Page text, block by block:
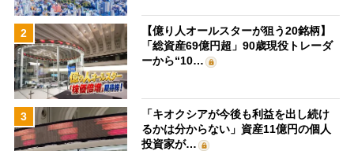
2
【億り人オールスターが狙う20銘柄】
「総資産69億円超」90歳現役トレーダ
ーから“10…
3
「キオクシアが今後も利益を出し続け
るかは分からない」資産11億円の個人
投資家が…